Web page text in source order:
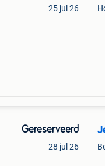
25 jul 26
Gereserveerd
28 jul 26